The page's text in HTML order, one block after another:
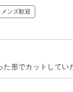
メンズ歓迎